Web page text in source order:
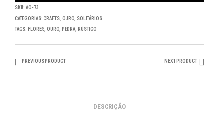
SKU: AO-73
CATEGORIAS: CRAFTS OURO SOLITÁRIOS
TAGS: FLORES OURO PEDRA RÚSTICO
PREVIOUS PRODUCT NEXT PRODUCT
DESCRIÇÃO